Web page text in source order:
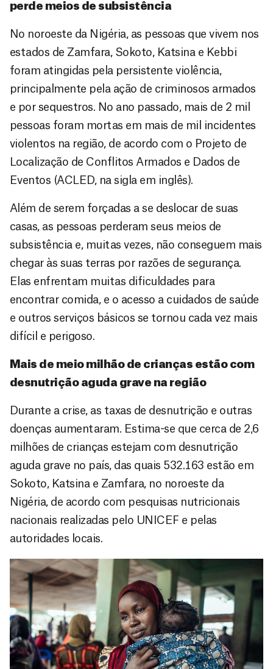
perde meios de subsistência
No noroeste da Nigéria, as pessoas que vivem nos
estados de Zamfara, Sokoto, Katsina e Kebbi
foram atingidas pela persistente violência,
principalmente pela ação de criminosos armados
e por sequestros. No ano passado, mais de 2 mil
pessoas foram mortas em mais de mil incidentes
violentos na região, de acordo com o Projeto de
Localização de Conflitos Armados e Dados de
Eventos (ACLED, na sigla em inglês).
Além de serem forçadas a se deslocar de suas
casas, as pessoas perderam seus meios de
subsistência e, muitas vezes, não conseguem mais
chegar às suas terras por razões de segurança.
Elas enfrentam muitas dificuldades para
encontrar comida, e o acesso a cuidados de saúde
e outros serviços básicos se tornou cada vez mais
difícil e perigoso.
Mais de meio milhão de crianças estão com
desnutrição aguda grave na região
Durante a crise, as taxas de desnutrição e outras
doenças aumentaram. Estima-se que cerca de 2,6
milhões de crianças estejam com desnutrição
aguda grave no país, das quais 532.163 estão em
Sokoto, Katsina e Zamfara, no noroeste da
Nigéria, de acordo com pesquisas nutricionais
nacionais realizadas pelo UNICEF e pelas
autoridades locais.